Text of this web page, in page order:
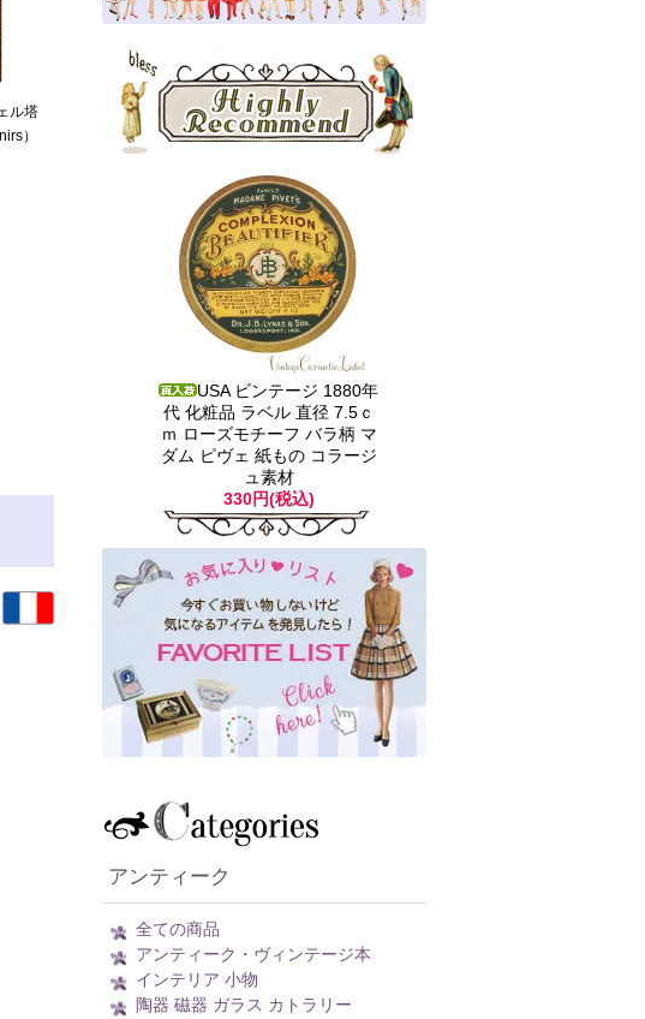
ル塔
）
USA ビンテージ 1880年
代 化粧品 ラベル 直径 7.5ｃ
ｍ ローズモチーフ バラ柄 マ
ダム ピヴェ 紙もの コラージ
ュ素材
330円(税込)
アンティーク
全ての商品
アンティーク・ヴィンテージ本
インテリア 小物
陶器 磁器 ガラス カトラリー